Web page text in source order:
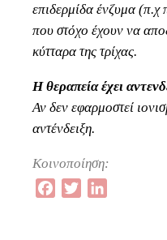
επιδερμίδα ένζυμα (π.χ
που στόχο έχουν να
κύτταρα της τρίχας.
Η θεραπεία έχει
Αν δεν εφαρμοστεί
αντένδειξη.
Κοινοποίηση:
Facebook
Twitter